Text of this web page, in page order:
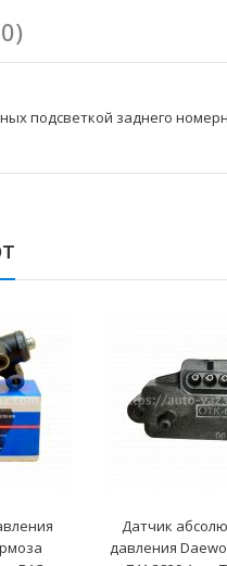
подсветкой заднего
Датчик
давления